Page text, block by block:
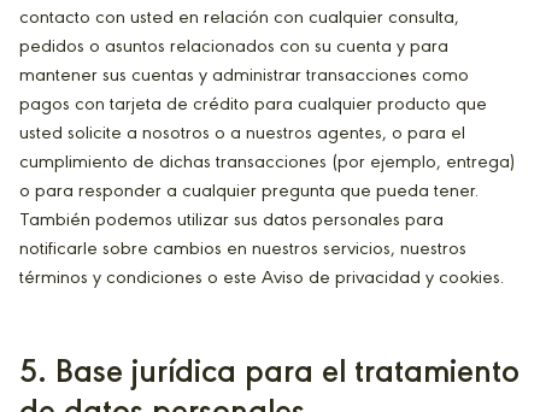
contacto con usted en relación con cualquier consulta,
pedidos o asuntos relacionados con su cuenta y para
mantener sus cuentas y administrar transacciones como
pagos con tarjeta de crédito para cualquier producto que
usted solicite a nosotros o a nuestros agentes, o para el
cumplimiento de dichas transacciones (por ejemplo, entrega)
o para responder a cualquier pregunta que pueda tener.
También podemos utilizar sus datos personales para
notificarle sobre cambios en nuestros servicios, nuestros
términos y condiciones o este Aviso de privacidad y cookies.
5. Base jurídica para el tratamiento